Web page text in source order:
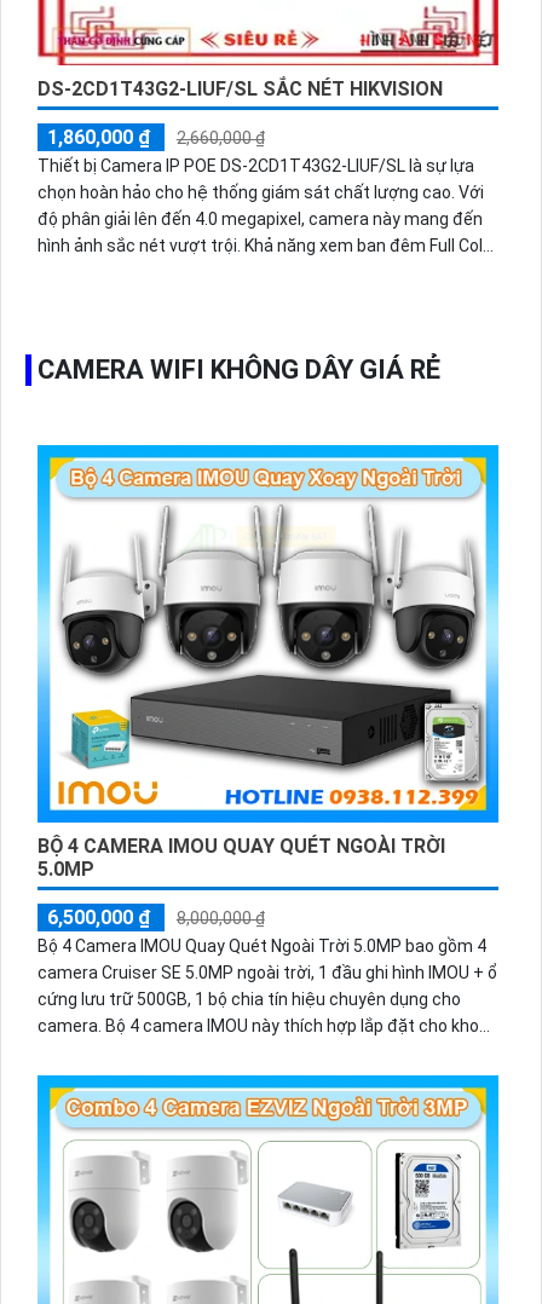
DS-2CD1T43G2-LIUF/SL SẮC NÉT HIKVISION
1,860,000 ₫
2,660,000 ₫
Thiết bị Camera IP POE DS-2CD1T43G2-LIUF/SL là sự lựa
chọn hoàn hảo cho hệ thống giám sát chất lượng cao. Với
độ phân giải lên đến 4.0 megapixel, camera này mang đến
hình ảnh sắc nét vượt trội. Khả năng xem ban đêm Full Color
giảm chất lượng. Với thân kim loại chắc chắn, camera DS-
2CD1T43G2-LIUF/SL cung cấp chất lượng hình ảnh và âm
CAMERA WIFI KHÔNG DÂY GIÁ RẺ
BỘ 4 CAMERA IMOU QUAY QUÉT NGOÀI TRỜI
5.0MP
6,500,000 ₫
8,000,000 ₫
Bộ 4 Camera IMOU Quay Quét Ngoài Trời 5.0MP bao gồm 4
camera Cruiser SE 5.0MP ngoài trời, 1 đầu ghi hình IMOU + ổ
cứng lưu trữ 500GB, 1 bộ chia tín hiệu chuyên dụng cho
camera. Bộ 4 camera IMOU này thích hợp lắp đặt cho kho
trời.